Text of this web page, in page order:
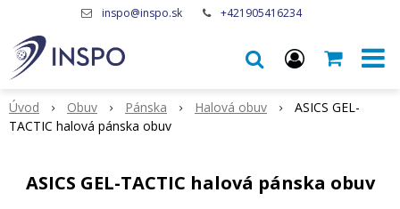
inspo@inspo.sk +421905416234
Úvod Obuv Pánska Halová obuv
ASICS GEL-
TACTIC halová pánska obuv
ASICS GEL-TACTIC halová pánska obuv